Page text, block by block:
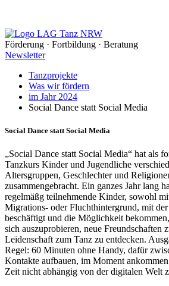
Förderung · Fortbildung · Beratung
Newsletter
Tanzprojekte
Was wir fördern
im Jahr 2024
Social Dance statt Social Media
Social Dance statt Social Media
„Social Dance statt Social Media“ hat als
Tanzkurs Kinder und Jugendliche
Altersgruppen, Geschlechter und
zusammengebracht. Ein ganzes Jahr lang
regelmäßg teilnehmende Kinder, sowohl
Migrations- oder Fluchthintergrund, mit
beschäftigt und die Möglichkeit
sich auszuprobieren, neue Freundschaften
Leidenschaft zum Tanz zu entdecken.
Regel: 60 Minuten ohne Handy, dafür
Kontakte aufbauen, im Moment
Zeit nicht abhängig von der digitalen Welt